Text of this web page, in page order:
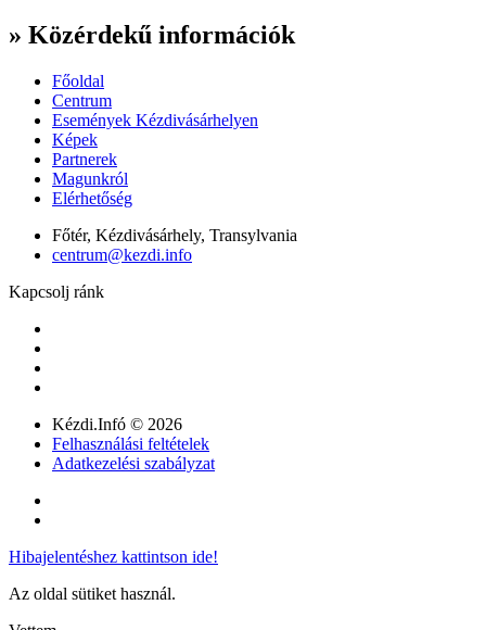
» Közérdekű információk
Főoldal
Centrum
Események Kézdivásárhelyen
Képek
Partnerek
Magunkról
Elérhetőség
Főtér, Kézdivásárhely, Transylvania
centrum@kezdi.info
Kapcsolj ránk
Kézdi.Infó © 2026
Felhasználási feltételek
Adatkezelési szabályzat
Hibajelentéshez kattintson ide!
Az oldal sütiket használ.